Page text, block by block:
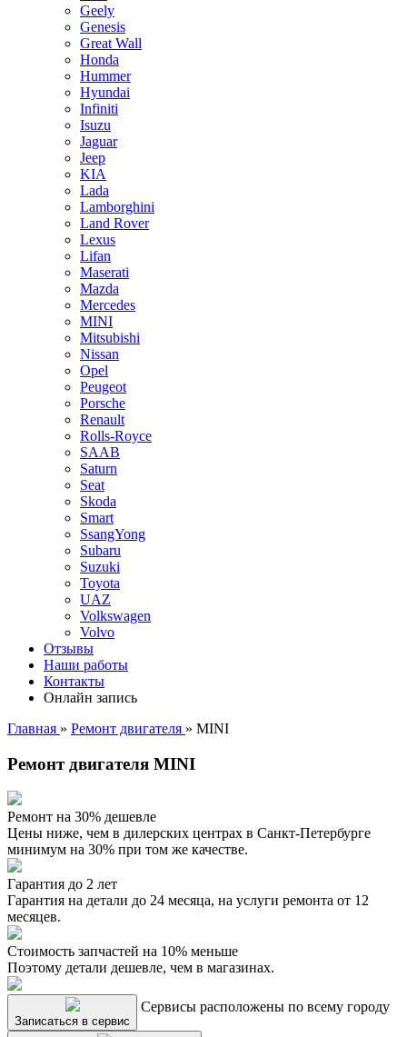
Geely
Genesis
Great Wall
Honda
Hummer
Hyundai
Infiniti
Isuzu
Jaguar
Jeep
KIA
Lada
Lamborghini
Land Rover
Lexus
Lifan
Maserati
Mazda
Mercedes
MINI
Mitsubishi
Nissan
Opel
Peugeot
Porsche
Renault
Rolls-Royce
SAAB
Saturn
Seat
Skoda
Smart
SsangYong
Subaru
Suzuki
Toyota
UAZ
Volkswagen
Volvo
Отзывы
Наши работы
Контакты
Онлайн запись
Главная » Ремонт двигателя » MINI
Ремонт двигателя MINI
Ремонт на 30% дешевле
Цены ниже, чем в дилерских центрах в Санкт-Петербурге
минимум на 30% при том же качестве.
Гарантия до 2 лет
Гарантия на детали до 24 месяца, на услуги ремонта от 12
месяцев.
Стоимость запчастей на 10% меньше
Поэтому детали дешевле, чем в магазинах.
Записаться в сервис
Сервисы расположены по всему городу